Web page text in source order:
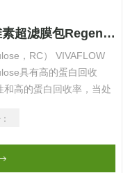
赛多利斯VIVAFLOW 再生纤维素超滤膜包Regenerated cellulose具有高的蛋白回
，RC） VIVAFLOW
具有高的蛋白回收
高的蛋白回收率，当处
耐受性。